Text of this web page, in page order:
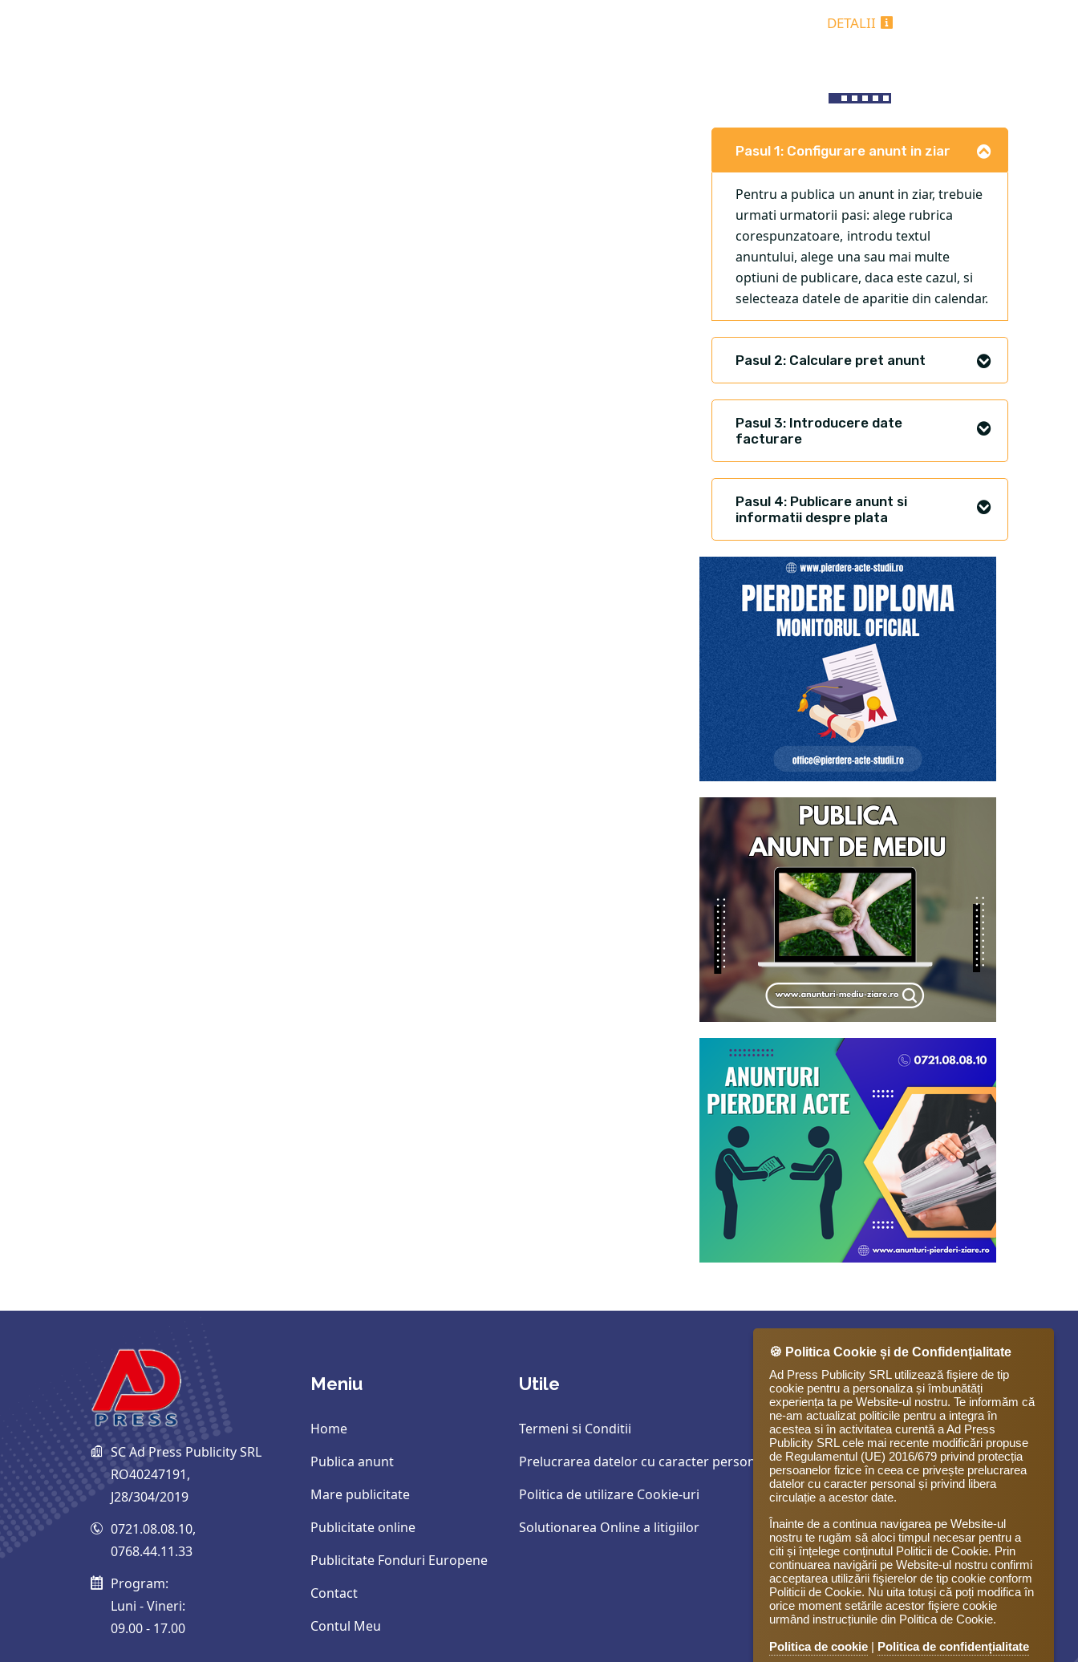
DETALII
Pasul 1: Configurare anunt in ziar
Pentru a publica un anunt in ziar, trebuie
urmati urmatorii pasi: alege rubrica
corespunzatoare, introdu textul
anuntului, alege una sau mai multe
optiuni de publicare, daca este cazul, si
selecteaza datele de aparitie din calendar.
Pasul 2: Calculare pret anunt
Pasul 3: Introducere date
facturare
Pasul 4: Publicare anunt si
informatii despre plata
SC Ad Press Publicity SRL
RO40247191,
J28/304/2019
0721.08.08.10,
0768.44.11.33
Program:
Luni - Vineri:
09.00 - 17.00
Meniu
Home
Publica anunt
Mare publicitate
Publicitate online
Publicitate Fonduri Europene
Contact
Contul Meu
Utile
Termeni si Conditii
Prelucrarea datelor cu caracter personal
Politica de utilizare Cookie-uri
Solutionarea Online a litigiilor
🍪 Politica Cookie și de Confidențialitate
Ad Press Publicity SRL utilizează fişiere de tip
cookie pentru a personaliza și îmbunătăți
experiența ta pe Website-ul nostru. Te informăm că
ne-am actualizat politicile pentru a integra în
acestea si în activitatea curentă a Ad Press
Publicity SRL cele mai recente modificări propuse
de Regulamentul (UE) 2016/679 privind protecția
persoanelor fizice în ceea ce privește prelucrarea
datelor cu caracter personal și privind libera
circulație a acestor date.
Înainte de a continua navigarea pe Website-ul
nostru te rugăm să aloci timpul necesar pentru a
citi și înțelege conținutul Politicii de Cookie. Prin
continuarea navigării pe Website-ul nostru confirmi
acceptarea utilizării fişierelor de tip cookie conform
Politicii de Cookie. Nu uita totuși că poți modifica în
orice moment setările acestor fişiere cookie
urmând instrucțiunile din Politica de Cookie.
Politica de cookie | Politica de confidențialitate